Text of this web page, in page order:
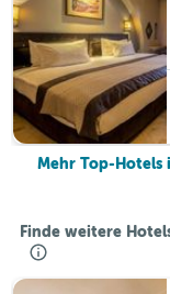
Mehr Top-Hotels
Finde weitere